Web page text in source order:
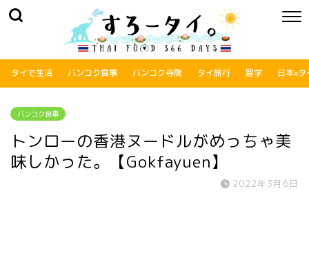
タイで生活 バンコク食事 バンコク寺院 タイ旅行 留学 日本xタ
バンコク食事
トンローの香港ヌードルがめっちゃ美
味しかった。【Gokfayuen】
2022年3月6日